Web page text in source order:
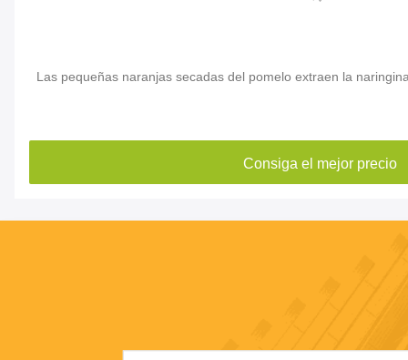
extraen la naringina pulverizan la naringina del 98%
Extracto